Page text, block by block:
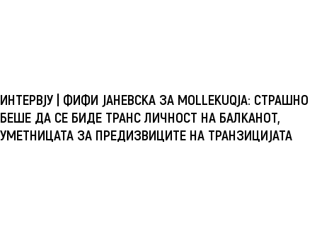
ИНТЕРВЈУ | ФИФИ ЈАНЕВСКА ЗА MOLLEKUQJA: СТРАШНО
БЕШЕ ДА СЕ БИДЕ ТРАНС ЛИЧНОСТ НА БАЛКАНОТ,
УМЕТНИЦАТА ЗА ПРЕДИЗВИЦИТЕ НА ТРАНЗИЦИЈАТА